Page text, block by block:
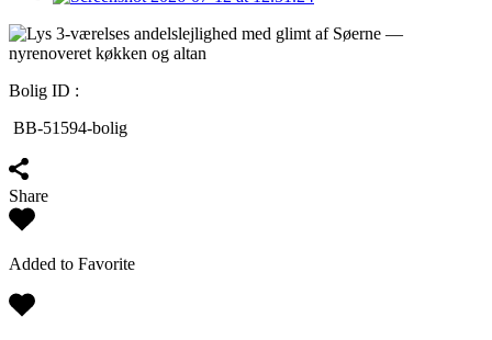
Bolig ID :
BB-51594-bolig
Share
Added to Favorite